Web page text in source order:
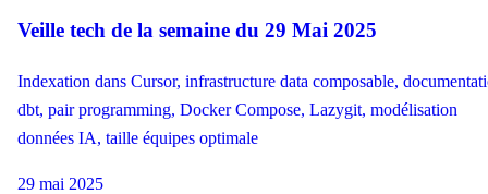
Veille tech de la semaine du 29 Mai 2025
Indexation dans Cursor, infrastructure data composable,
dbt, pair programming, Docker Compose, Lazygit, modélisation
données IA, taille équipes optimale
29 mai 2025